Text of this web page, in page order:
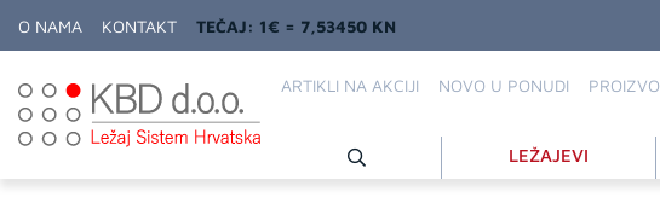
O NAMA KONTAKT TEČAJ: 1€ = 7,53450 KN
ARTIKLI NA AKCIJI NOVO U PONUDI
LEŽAJEVI